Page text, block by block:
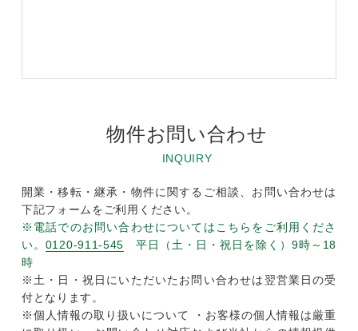
物件お問い合わせ
INQUIRY
開業・移転・継承・物件に関するご相談、お問い合わせは
下記フォームをご利用ください。
※電話でのお問い合わせについてはこちらをご利用くださ
い。 0120-911-545 平日（土・日・祝日を除く）9時～18
時
※土・日・祝日にいただいたお問い合わせは翌営業日の受
付となります。
※個人情報の取り扱いについて ・お客様の個人情報は厳重